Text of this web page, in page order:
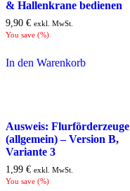
& Hallenkrane bedienen
9,90 € exkl. MwSt.
You save (%)
In den Warenkorb
Ausweis: Flurförderzeuge
(allgemein) – Version B,
Variante 3
1,99 € exkl. MwSt.
You save (%)